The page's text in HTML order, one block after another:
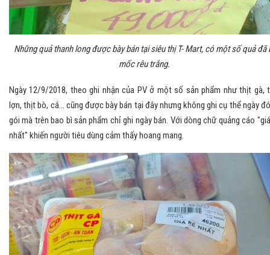
Những quả thanh long được bày bán tại siêu thị T- Mart, có một số quả đã
mốc rêu trắng.
Ngày 12/9/2018, theo ghi nhận của PV ở một số sản phẩm như thịt gà,
lợn, thịt bò, cá... cũng được bày bán tại đây nhưng không ghi cụ thể ngày
gói mà trên bao bì sản phẩm chỉ ghi ngày bán. Với dòng chữ quảng cáo
nhất" khiến người tiêu dùng cảm thấy hoang mang.